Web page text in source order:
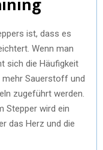
ist, dass es
Wenn man
sich die Häufigkeit
mehr Sauerstoff und
zugeführt werden.
Stepper wird ein
das Herz und die